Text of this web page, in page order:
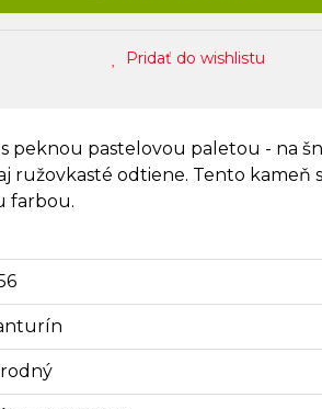
Pridať do wishlistu
peknou pastelovou paletou - na
ružovkasté odtiene. Tento kameň
farbou.